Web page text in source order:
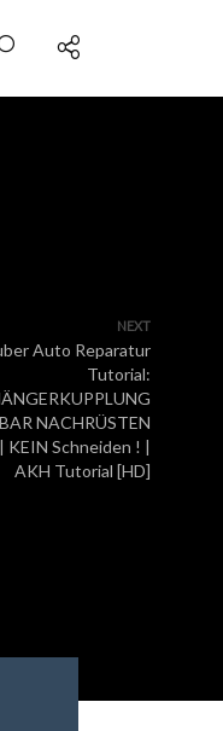
NEXT
Auto Reparatur
Tutorial:
NACHRÜSTEN
KEIN Schneiden ! |
AKH Tutorial [HD]